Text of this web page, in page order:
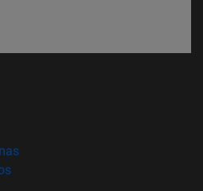
ventana)
(abre en nueva ventana)
(abre en nueva ventana)